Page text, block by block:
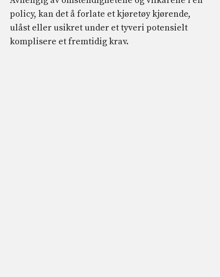
policy, kan det å forlate et kjøretøy kjørende,
ulåst eller usikret under et tyveri potensielt
komplisere et fremtidig krav.